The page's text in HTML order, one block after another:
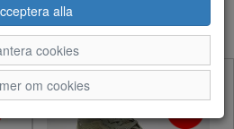
alla
cookies
om cookies